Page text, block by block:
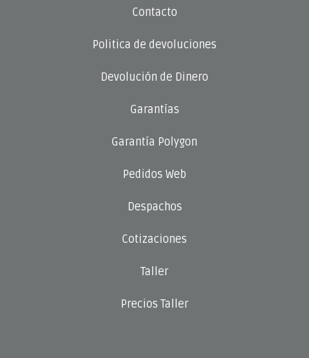
Contacto
Politica de devoluciones
Devolución de Dinero
Garantías
Garantía Polygon
Pedidos Web
Despachos
Cotizaciones
Taller
Precios Taller